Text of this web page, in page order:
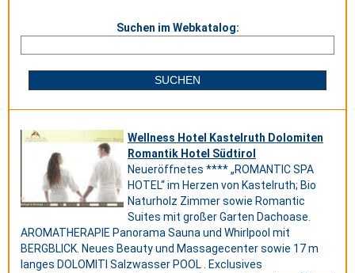
Suchen im Webkatalog:
Wellness Hotel Kastelruth Dolomiten
Romantik Hotel Südtirol
Neueröffnetes **** „ROMANTIC SPA
HOTEL“ im Herzen von Kastelruth; Bio
Naturholz Zimmer sowie Romantic
Suites mit großer Garten Dachoase.
AROMATHERAPIE Panorama Sauna und Whirlpool mit
BERGBLICK. Neues Beauty und Massagecenter sowie 17 m
langes DOLOMITI Salzwasser POOL . Exclusives